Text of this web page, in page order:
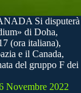
Si disputerà
di Doha,
(ora italiana),
e il Canada,
del gruppo F dei
Novembre 2022